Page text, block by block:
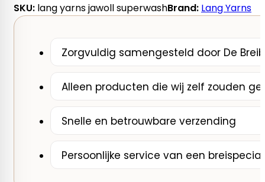
SKU: lang yarns jawoll superwashBrand: Lang Yarns
Zorgvuldig samengesteld door De
Alleen producten die wij zelf zouden
Snelle en betrouwbare verzending
Persoonlijke service van een